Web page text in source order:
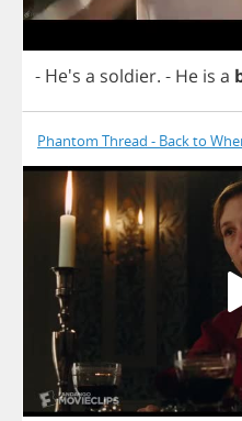
- He's a soldier. - He is a
Phantom Thread -